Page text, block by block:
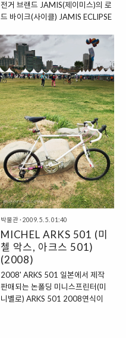
프레임 디자인 덕에 밀리터리 룩을
추구하는 사람 혹은 튼튼한 이미지
의 자전거를 찾는 사람에게 매력적
으로 다가오는 스포티한 폴딩 미니..
전거 브랜드 JAMIS(제이미스)의 로
드 바이크(사이클) JAMIS ECLIPSE
운 카본(Carbon)을 적절히 조합해,
카본 특유의 굵직굵직하면서도 스
포티한 디자인과 달리 클래식한 크
로몰리 자전거의 매력을 한껏 살린
것이 포인트다. 유명한 영국산
REYNOLDS(레이놀즈) 크로몰리
튜브를 사용하고, 캄파뇰로
(Campagnolo) 센토(CENTAUR)
구동계를 사용하였으며, 적절한 파
츠에 카본 재질의 부품을 고루 사용
하여, 경량과 품질 두 마리 토끼를
잡았다. 본 자전거는 어느 한쪽에 치
우치지 않고, 골고루 양질의 퀄리티
의 좋은 부품을 사용한 고급 아메리
칸 스타일의 로드 바이크다.
GIMYO(기묘)'s JAMIS ECLIPS..
박물관· 2009. 5. 5. 01:40
MICHEL ARKS 501 (미
첼 악스, 아크스 501)
(2008)
2008' ARKS 501 일본에서 제작
판매되는 논폴딩 미니스프린터(미
니벨로) ARKS 501 2008연식이